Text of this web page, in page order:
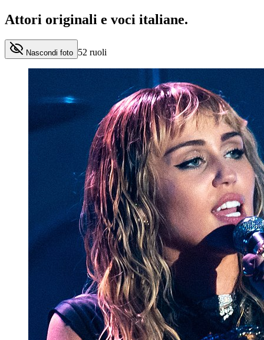
Attori originali e voci italiane.
Nascondi foto 52 ruoli